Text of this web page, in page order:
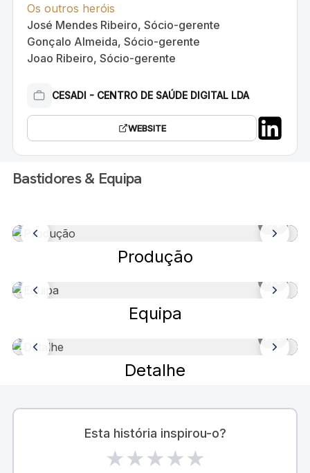
Os outros heróis
José Mendes Ribeiro, Sócio-gerente
Gonçalo Almeida, Sócio-gerente
Joao Ribeiro, Sócio-gerente
CESADI - CENTRO DE SAÚDE DIGITAL LDA
WEBSITE
Bastidores & Equipa
Produção
Equipa
Detalhe
Esta história inspirou-o?
★★★★★